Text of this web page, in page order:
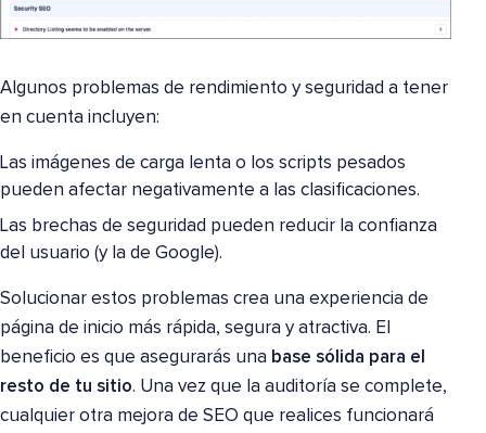
Algunos problemas de rendimiento y seguridad a tener
en cuenta incluyen:
Las imágenes de carga lenta o los scripts pesados
pueden afectar negativamente a las clasificaciones.
Las brechas de seguridad pueden reducir la confianza
del usuario (y la de Google).
Solucionar estos problemas crea una experiencia de
página de inicio más rápida, segura y atractiva. El
beneficio es que asegurarás una base sólida para el
resto de tu sitio. Una vez que la auditoría se complete,
cualquier otra mejora de SEO que realices funcionará